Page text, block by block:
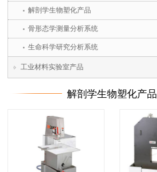
解剖学生物塑化产品
骨形态学测量分析系统
生命科学研究分析系统
工业材料实验室产品
解剖学生物塑化产品